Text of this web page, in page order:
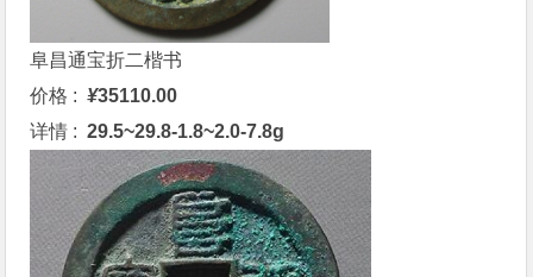
阜昌通宝折二楷书
价格 :¥35110.00
详情 :29.5~29.8-1.8~2.0-7.8g